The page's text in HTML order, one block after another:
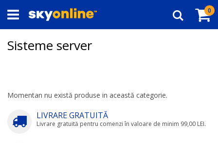
la
Conținut
0
Căutare
Sisteme server
Momentan nu există produse in această categorie.
LIVRARE GRATUITĂ
Livrare gratuită pentru comenzi în valoare de minim 99,00 LEI.